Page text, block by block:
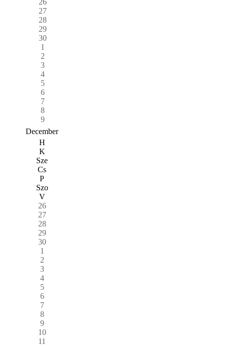
27
28
29
30
1
2
3
4
5
6
7
8
9
December
H
K
Sze
Cs
P
Szo
V
26
27
28
29
30
1
2
3
4
5
6
7
8
9
10
11